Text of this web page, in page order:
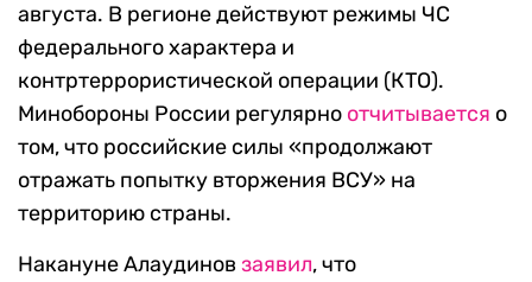
августа. В регионе действуют режимы ЧС
федерального характера и
контртеррористической операции (КТО).
Минобороны России регулярно отчитывается о
том, что российские силы «продолжают
отражать попытку вторжения ВСУ» на
территорию страны.
Накануне Алаудинов заявил, что